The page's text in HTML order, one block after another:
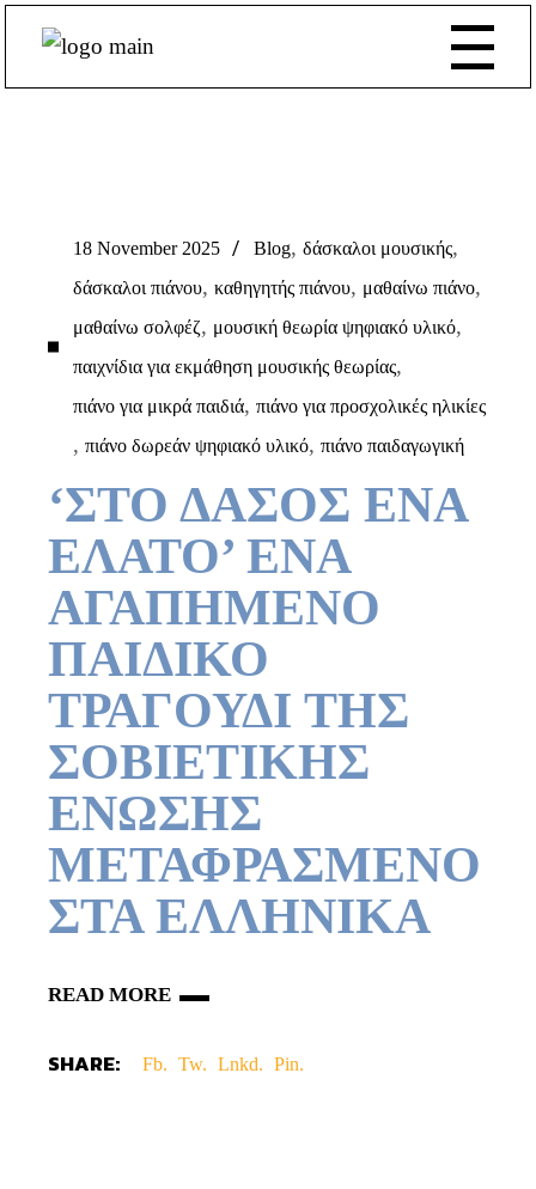
18 November 2025 Blog,δάσκαλοι μουσικής,
δάσκαλοι πιάνου,καθηγητής πιάνου, μαθαίνω πιάνο,
μαθαίνω σολφέζ, μουσική θεωρία ψηφιακό υλικό,
παιχνίδια για εκμάθηση μουσικής θεωρίας,
πιάνο για μικρά παιδιά,πιάνο για προσχολικές ηλικίες
,πιάνο δωρεάν ψηφιακό υλικό,πιάνο παιδαγωγική
‘ΣΤΟ ΔΑΣΟΣ ΕΝΑ
ΕΛΑΤΟ’ ΕΝΑ
ΑΓΑΠΗΜΕΝΟ
ΠΑΙΔΙΚΟ
ΤΡΑΓΟΥΔΙ ΤΗΣ
ΣΟΒΙΕΤΙΚΗΣ
ΕΝΩΣΗΣ
ΜΕΤΑΦΡΑΣΜΕΝΟ
ΣΤΑ ΕΛΛΗΝΙΚΑ
READ MORE
SHARE: Fb. Tw. Lnkd. Pin.